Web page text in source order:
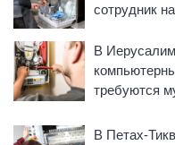
сотрудник
В
требуются
В Петах-